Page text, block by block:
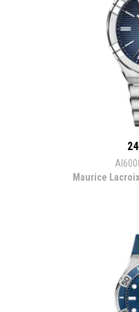
Maurice